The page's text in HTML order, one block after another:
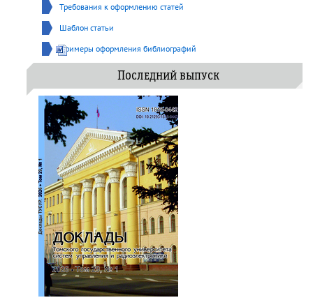
Требования к оформлению статей
Шаблон статьи
Примеры оформления библиографий
Последний выпуск